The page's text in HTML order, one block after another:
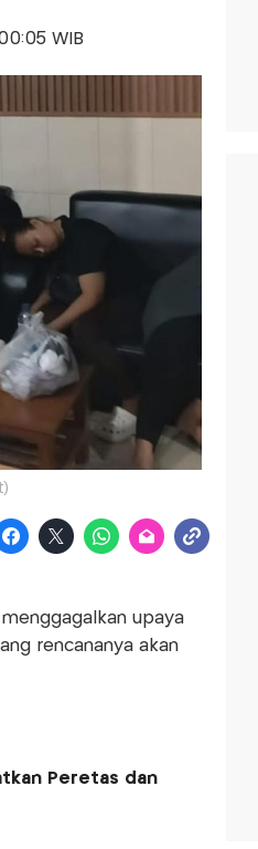
WIB
upaya
rencananya akan
Peretas dan